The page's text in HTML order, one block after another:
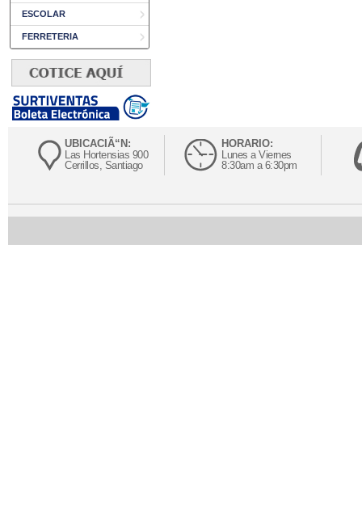
ESCOLAR
FERRETERIA
UBICACIÃ“N:
Las Hortensias 900
Cerrillos, Santiago
HORARIO:
Lunes a Viernes
8:30am a 6:30pm